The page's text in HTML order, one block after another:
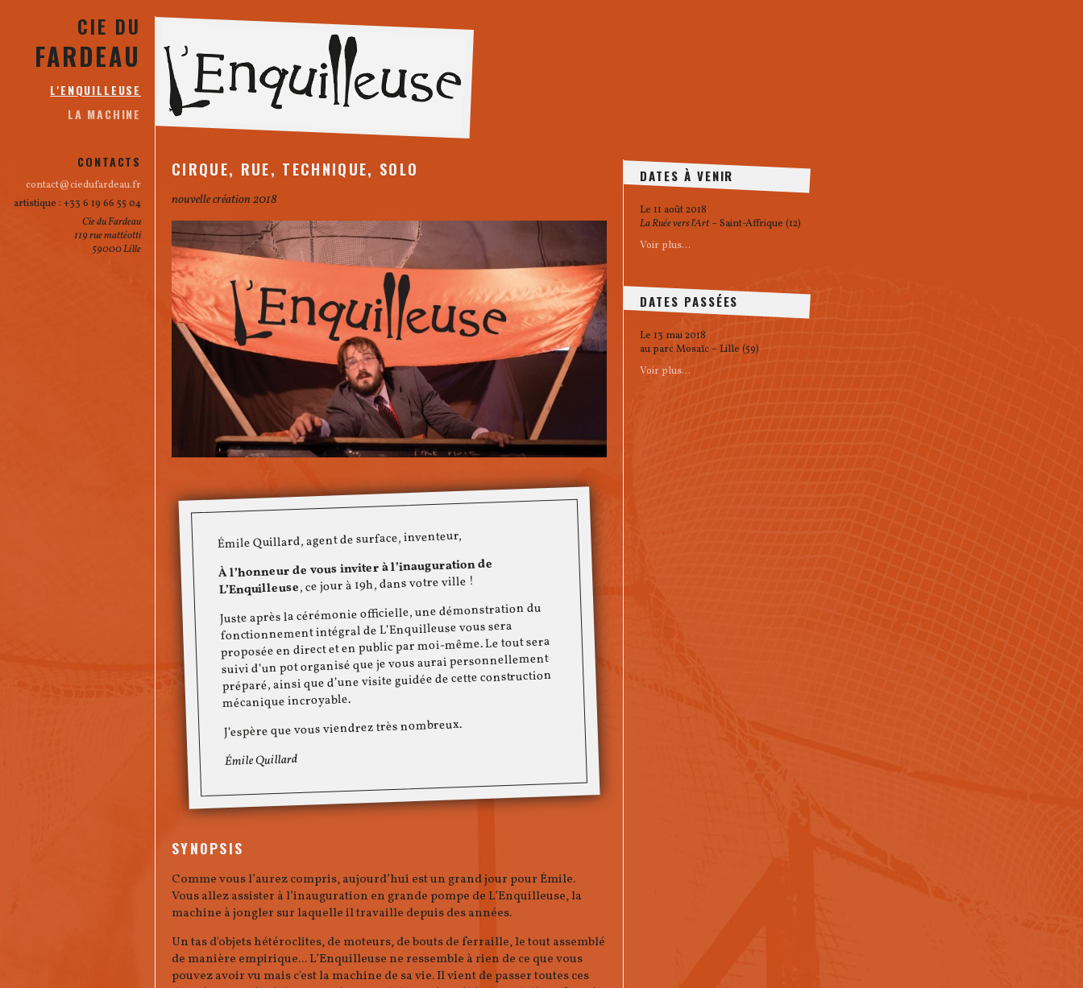
COMPAGN
IE DU
FARDEAU
L'ENQUILLEUSE
LA MACHINE
CONTACTS
rf.uaedrafudeic@tcatnoc
artistique : +33 6 19 66 55 04
Cie du Fardeau
119 rue mattéotti
59000 Lille
L'Enquilleuse
CIRQUE, RUE, TECHNIQUE, SOLO
nouvelle création 2018
Émile Quillard, agent de surface, inventeur,
À l’honneur de vous inviter à l’inauguration de
L’Enquilleuse, ce jour à 19h, dans votre ville !
Juste après la cérémonie officielle, une démonstration du
fonctionnement intégral de L’Enquilleuse vous sera
proposée en direct et en public par moi-même. Le tout sera
suivi d’un pot organisé que je vous aurai personnellement
préparé, ainsi que d’une visite guidée de cette construction
mécanique incroyable.
J’espère que vous viendrez très nombreux.
Émile Quillard
SYNOPSIS
Comme vous l’aurez compris, aujourd’hui est un grand jour pour Émile.
Vous allez assister à l’inauguration en grande pompe de L’Enquilleuse, la
machine à jongler sur laquelle il travaille depuis des années.
Un tas d'objets hétéroclites, de moteurs, de bouts de ferraille, le tout assemblé
de manière empirique... L’Enquilleuse ne ressemble à rien de ce que vous
pouvez avoir vu mais c'est la machine de sa vie. Il vient de passer toutes ces
DATES À VENIR
Le 11 août 2018
La Ruée vers l'Art– Saint-Affrique (12)
Voir plus…
DATES PASSÉES
Le 13 mai 2018
au parc Mosaïc – Lille (59)
Voir plus…